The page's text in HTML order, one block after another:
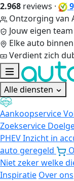
2.968 reviews ·
Ontzorging van
Jouw eigen
Elke auto
Verdient zich
Alle diensten
Aankoopservice
Zoekservice
PHEVInzicht in
auto geregeld
Niet zeker welke
Inspiratie Over ons